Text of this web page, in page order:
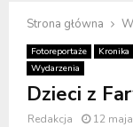
Strona główna
Fotoreportaże Kronika
Wydarzenia
Dzieci z
Redakcja 12